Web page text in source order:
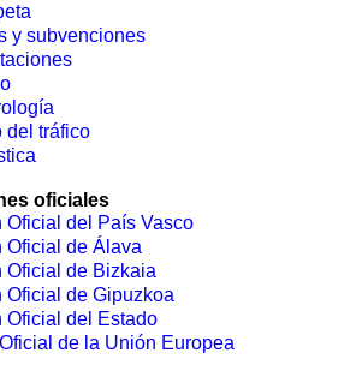
y subvenciones
del tráfico
oficiales
Oficial del País Vasco
Oficial de Álava
Oficial de Bizkaia
Oficial de Gipuzkoa
Oficial del Estado
de la Unión Europea